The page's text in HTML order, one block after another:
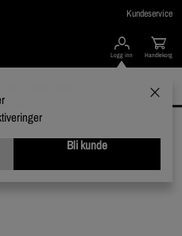
Kundeservice
Logg inn
Bli kunde
Handlekorg